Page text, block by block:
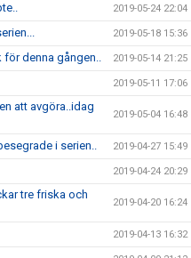
2019-05-24 22:04
2019-05-18 15:36
för denna gången.. 2019-05-14 21:25
2019-05-11 17:06
att avgöra..idag
2019-05-04 16:48
i serien.. 2019-04-27 15:49
2019-04-24 20:29
tre friska och
2019-04-20 16:24
2019-04-13 16:32